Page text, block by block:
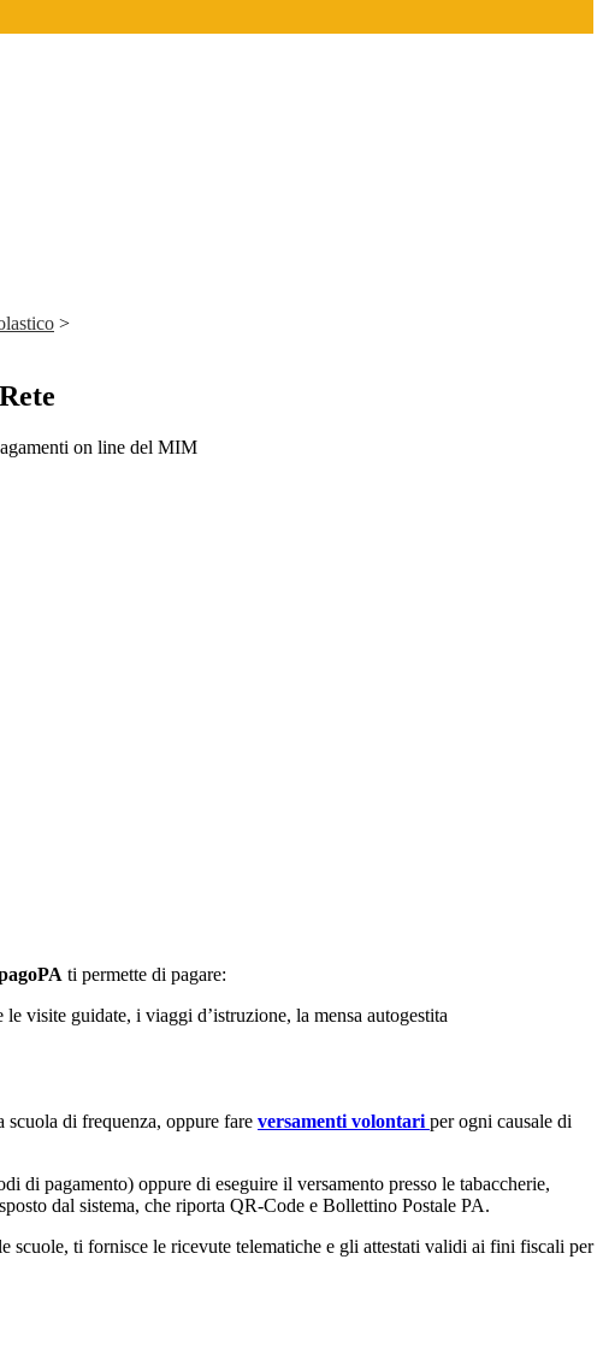
>
on line del MIM
ti permette di pagare:
visite guidate, i viaggi d’istruzione, la mensa autogestita
di frequenza, oppure fare versamenti volontari per ogni causale di
di pagamento) oppure di eseguire il versamento presso le tabaccherie,
dal sistema, che riporta QR-Code e Bollettino Postale PA.
scuole, ti fornisce le ricevute telematiche e gli attestati validi ai fini fiscali per